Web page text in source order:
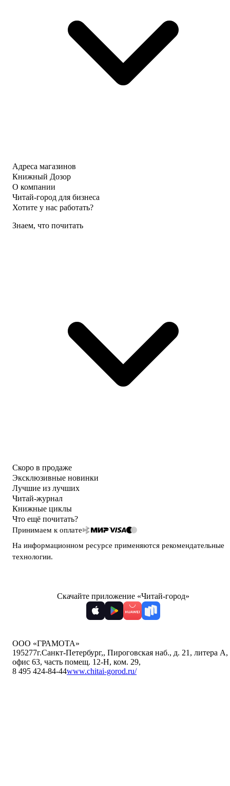
Адреса магазинов
Книжный Дозор
О компании
Читай-город для бизнеса
Хотите у нас работать?
Знаем, что почитать
Скоро в продаже
Эксклюзивные новинки
Лучшие из лучших
Читай-журнал
Книжные циклы
Что ещё почитать?
Принимаем к оплате
На информационном ресурсе применяются рекомендательные
технологии.
Скачайте приложение «Читай-город»
ООО «ГРАМОТА»
195277г.Санкт-Петербург,, Пироговская наб., д. 21, литера А,
офис 63, часть помещ. 12-Н, ком. 29,
8 495 424-84-44www.chitai-gorod.ru/